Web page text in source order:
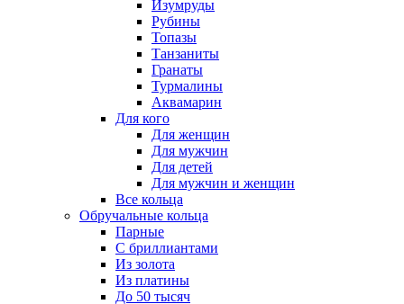
Изумруды
Рубины
Топазы
Танзаниты
Гранаты
Турмалины
Аквамарин
Для кого
Для женщин
Для мужчин
Для детей
Для мужчин и женщин
Все кольца
Обручальные кольца
Парные
С бриллиантами
Из золота
Из платины
До 50 тысяч